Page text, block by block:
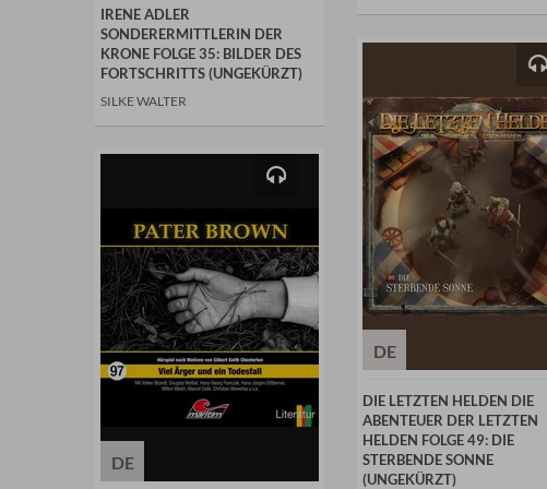
IRENE ADLER
SONDERERMITTLERIN DER
KRONE FOLGE 35: BILDER DES
FORTSCHRITTS (UNGEKÜRZT)
SILKE WALTER
DE
DE
DIE LETZTEN HELDEN DIE
ABENTEUER DER LETZTEN
HELDEN FOLGE 49: DIE
STERBENDE SONNE
(UNGEKÜRZT)